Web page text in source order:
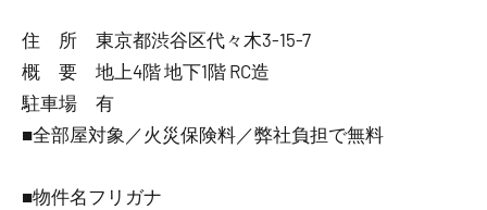
住 所 東京都渋谷区代々木3-15-7
概 要 地上4階 地下1階 RC造
駐車場 有
■全部屋対象／火災保険料／弊社負担で無料
■物件名フリガナ